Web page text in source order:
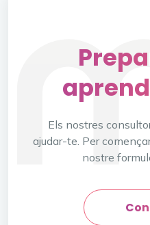
Els nostres
ajudar-te. Per
nostre